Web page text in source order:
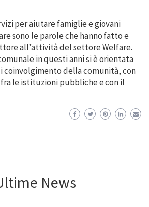
per aiutare famiglie e giovani
sono le parole che hanno fatto e
all’attività del settore Welfare.
in questi anni si è orientata
coinvolgimento della comunità, con
le istituzioni pubbliche e con il
News